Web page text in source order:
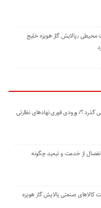
گامی نو در مدیریت زیست ‌محیطی ٫پالایش گاز هویزه خلیج
گذرد ؟/ ورودی فوری نهادهای نظارتی
از خدمت و تبعید چگونه
کالاهای صنعتی پالایش گاز هویزه